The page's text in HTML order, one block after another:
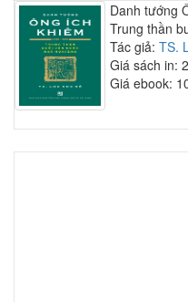
Danh tướng
Trung thần
Tác giả: TS.
Giá sách in:
Giá ebook: